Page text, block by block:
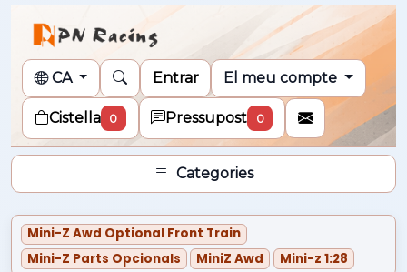
CA Entrar El meu compte
Cistella 0 Pressupost 0
Categories
Mini-Z Awd Optional Front Train
Mini-Z Parts Opcionals
MiniZ Awd Mini-z 1:28